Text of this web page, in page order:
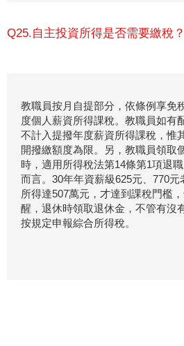
Q25.自主投資所得是否需要繳稅？
教職員按月自提部分，依條例享免
度個人薪資所得課稅。教職員如有
不計入提撥年度薪資所得課稅，惟
開撥繳額度為限。另，教職員領取
時，適用所得稅法第14條第1項退
而言。30年年資薪級625元、770
所得達507萬元，才達到課稅門檻
醒，退休時領取退休金，不管有沒
按規定申報綜合所得稅。